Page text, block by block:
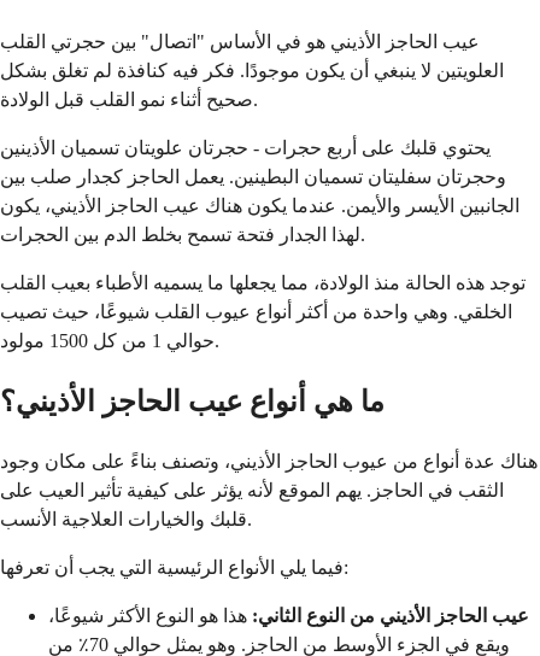
عيب الحاجز الأذيني هو في الأساس "اتصال" بين حجرتي القلب
العلويتين لا ينبغي أن يكون موجودًا. فكر فيه كنافذة لم تغلق بشكل
صحيح أثناء نمو القلب قبل الولادة.
يحتوي قلبك على أربع حجرات - حجرتان علويتان تسميان الأذينين
وحجرتان سفليتان تسميان البطينين. يعمل الحاجز كجدار صلب بين
الجانبين الأيسر والأيمن. عندما يكون هناك عيب الحاجز الأذيني، يكون
لهذا الجدار فتحة تسمح بخلط الدم بين الحجرات.
توجد هذه الحالة منذ الولادة، مما يجعلها ما يسميه الأطباء بعيب القلب
الخلقي. وهي واحدة من أكثر أنواع عيوب القلب شيوعًا، حيث تصيب
حوالي 1 من كل 1500 مولود.
ما هي أنواع عيب الحاجز الأذيني؟
هناك عدة أنواع من عيوب الحاجز الأذيني، وتصنف بناءً على مكان وجود
الثقب في الحاجز. يهم الموقع لأنه يؤثر على كيفية تأثير العيب على
قلبك والخيارات العلاجية الأنسب.
فيما يلي الأنواع الرئيسية التي يجب أن تعرفها:
عيب الحاجز الأذيني من النوع الثاني: هذا هو النوع الأكثر شيوعًا،
ويقع في الجزء الأوسط من الحاجز. وهو يمثل حوالي 70٪ من